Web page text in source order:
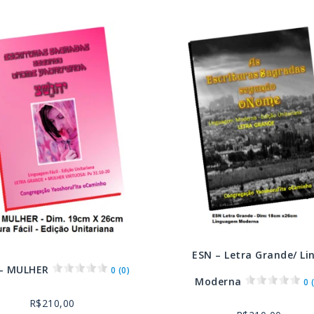
MULHER 0 (0)
R$210,00
ESN – Letra Grande/
Moderna
0